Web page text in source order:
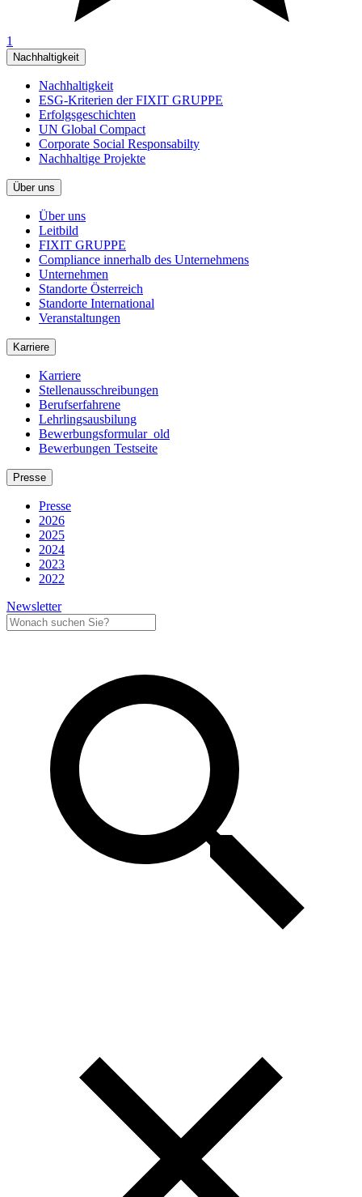
1
Nachhaltigkeit
Nachhaltigkeit
ESG-Kriterien der FIXIT GRUPPE
Erfolgsgeschichten
UN Global Compact
Corporate Social Responsabilty
Nachhaltige Projekte
Über uns
Über uns
Leitbild
FIXIT GRUPPE
Compliance innerhalb des Unternehmens
Unternehmen
Standorte Österreich
Standorte International
Veranstaltungen
Karriere
Karriere
Stellenausschreibungen
Berufserfahrene
Lehrlingsausbilung
Bewerbungsformular_old
Bewerbungen Testseite
Presse
Presse
2026
2025
2024
2023
2022
Newsletter